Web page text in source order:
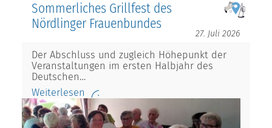
Sommerliches Grillfest des
Nördlinger Frauenbundes
27. Juli 2026
Der Abschluss und zugleich Höhepunkt der
Veranstaltungen im ersten Halbjahr des
Deutschen…
Weiterlesen